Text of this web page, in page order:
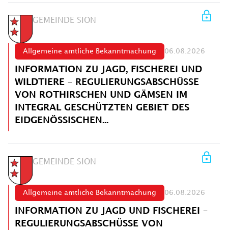
GEMEINDE SION
Allgemeine amtliche Bekanntmachung 06.08.2026
INFORMATION ZU JAGD, FISCHEREI UND
WILDTIERE – REGULIERUNGSABSCHÜSSE
VON ROTHIRSCHEN UND GÄMSEN IM
INTEGRAL GESCHÜTZTEN GEBIET DES
EIDGENÖSSISCHEN...
GEMEINDE SION
Allgemeine amtliche Bekanntmachung 06.08.2026
INFORMATION ZU JAGD UND FISCHEREI –
REGULIERUNGSABSCHÜSSE VON